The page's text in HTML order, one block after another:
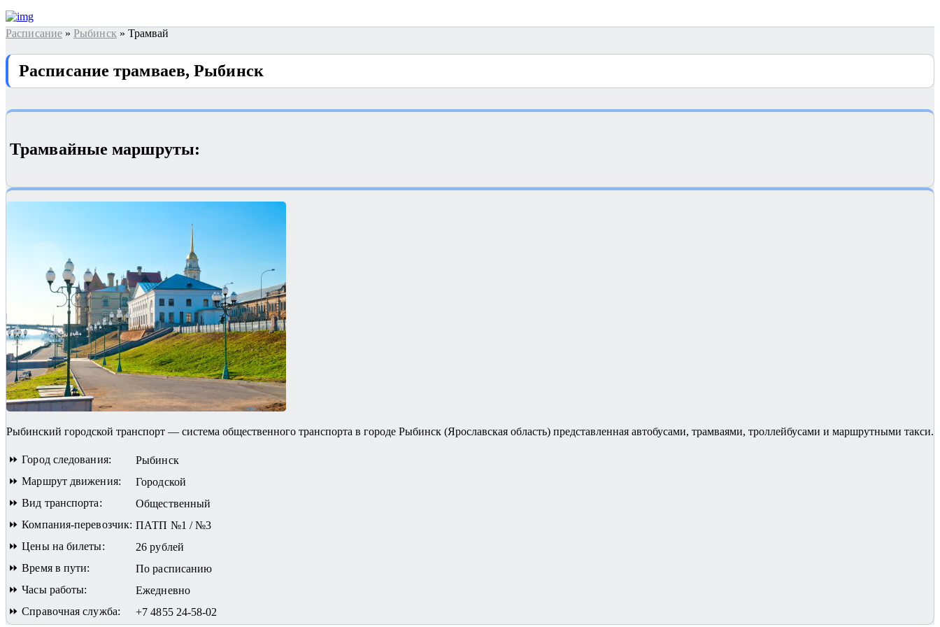
Расписание » Рыбинск » Трамвай
Расписание трамваев, Рыбинск
Трамвайные маршруты:
Рыбинский городской транспорт — система общественного транспорта в городе Рыбинск (Ярославская область) представленная автобусами, трамваями, троллейбусами и маршрутными такси.
⏩ Город следования:
Рыбинск
⏩ Маршрут движения:
Городской
⏩ Вид транспорта:
Общественный
⏩ Компания-перевозчик: ПАТП №1 / №3
⏩ Цены на билеты:
26 рублей
⏩ Время в пути:
По расписанию
⏩ Часы работы:
Ежедневно
⏩ Справочная служба:
+7 4855 24-58-02